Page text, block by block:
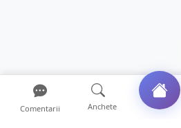
Comentarii Anchete